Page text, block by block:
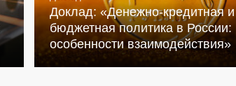
Доклад: «Денежно-кредитная и
бюджетная политика в России:
особенности взаимодействия»